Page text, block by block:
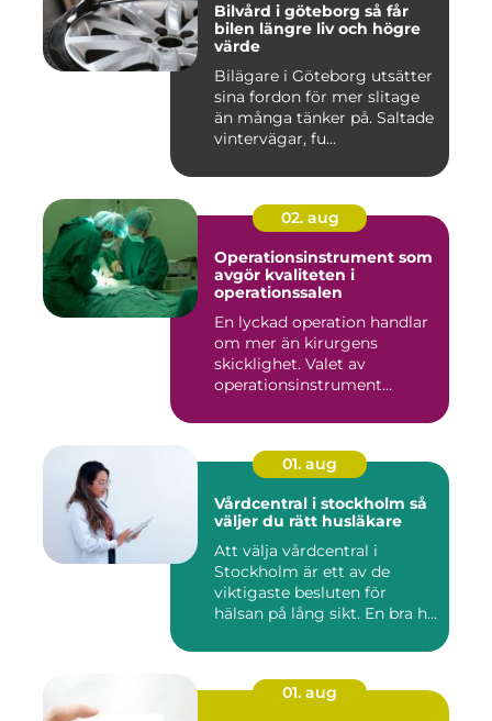
Bilvård i göteborg så får
bilen längre liv och högre
värde
Bilägare i Göteborg utsätter
sina fordon för mer slitage
än många tänker på. Saltade
vintervägar, fu...
02. aug
Operationsinstrument som
avgör kvaliteten i
operationssalen
En lyckad operation handlar
om mer än kirurgens
skicklighet. Valet av
operationsinstrument
01. aug
Vårdcentral i stockholm så
väljer du rätt husläkare
Att välja vårdcentral i
Stockholm är ett av de
viktigaste besluten för
hälsan på lång sikt. En bra h...
01. aug